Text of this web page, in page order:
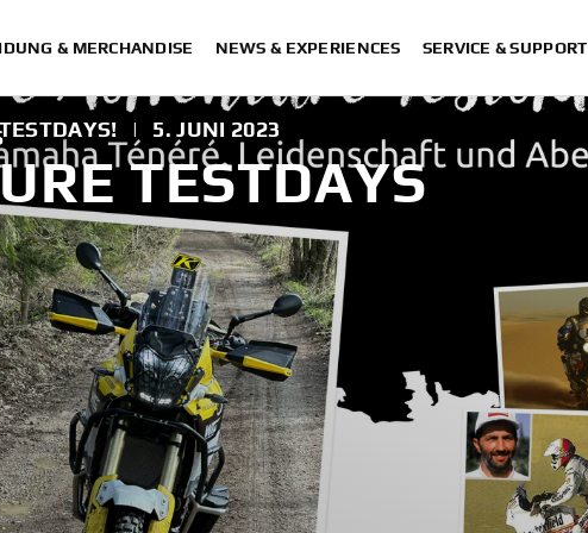
& MERCHANDISE NEWS & EXPERIENCES SERVICE & SUPPORT
| 5. JUNI 2023
TESTDAYS